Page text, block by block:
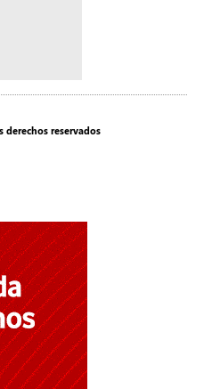
derechos reservados